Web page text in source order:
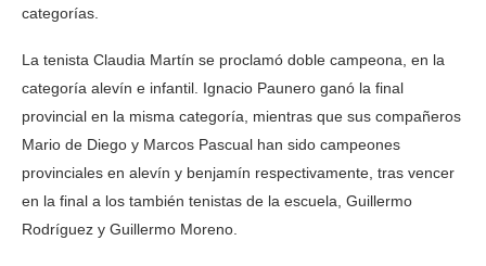
categorías.
La tenista Claudia Martín se proclamó doble campeona, en la
categoría alevín e infantil. Ignacio Paunero ganó la final
provincial en la misma categoría, mientras que sus compañeros
Mario de Diego y Marcos Pascual han sido campeones
provinciales en alevín y benjamín respectivamente, tras vencer
en la final a los también tenistas de la escuela, Guillermo
Rodríguez y Guillermo Moreno.